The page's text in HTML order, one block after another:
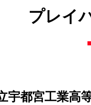
プレイ
宇都宮工業高